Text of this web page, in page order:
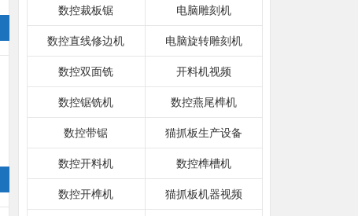
数控裁板锯 电脑雕刻机
数控直线修边机 电脑旋转雕刻机
数控双面铣 开料机视频
数控锯铣机 数控燕尾榫机
数控带锯 猫抓板生产设备
数控开料机 数控榫槽机
数控开榫机 猫抓板机器视频